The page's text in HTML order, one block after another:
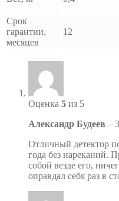
Срок
гарантии,
месяцев
12
Оценка 5 из 5
Александр Будеев –
Отличный детектор
года без нареканий.
собой везде его,
оправдал себя раз в